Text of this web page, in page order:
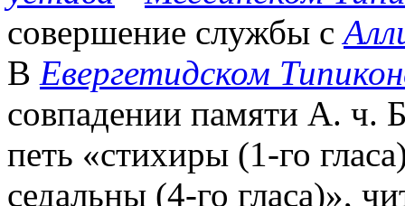
совершение службы с
В Евергетидском
совпадении памяти А. ч.
петь «стихиры (1-го
седальны (4-го гласа)»,